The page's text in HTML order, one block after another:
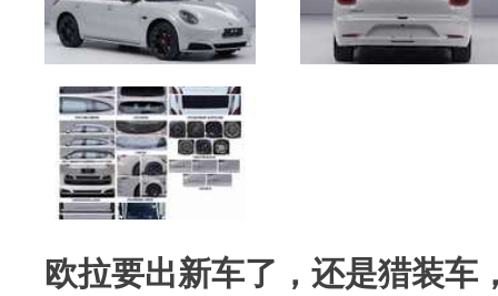
欧拉要出新车了，还是猎装车